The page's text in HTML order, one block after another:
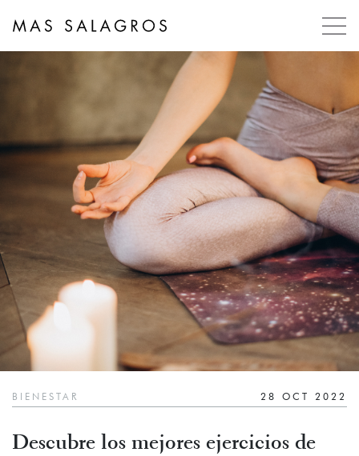
BIENESTAR 28 OCT 2022
Descubre los mejores ejercicios de